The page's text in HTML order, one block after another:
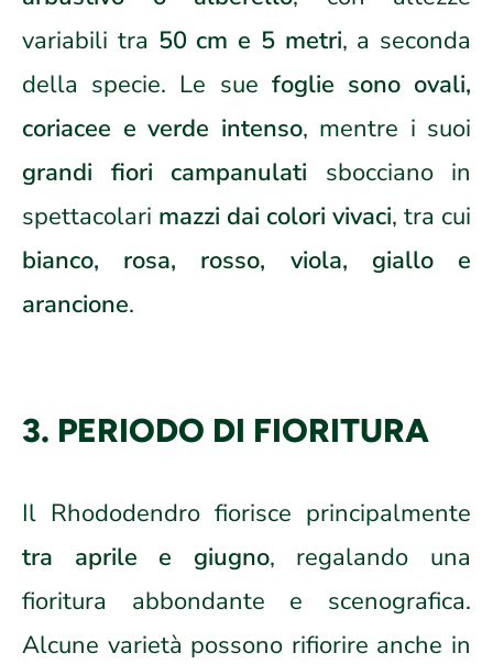
variabili tra 50 cm e 5 metri, a seconda
della specie. Le sue foglie sono ovali,
coriacee e verde intenso, mentre i suoi
grandi fiori campanulati sbocciano in
spettacolari mazzi dai colori vivaci, tra cui
bianco, rosa, rosso, viola, giallo e
arancione.
3. PERIODO DI FIORITURA
Il Rhododendro fiorisce principalmente
tra aprile e giugno, regalando una
fioritura abbondante e scenografica.
Alcune varietà possono rifiorire anche in